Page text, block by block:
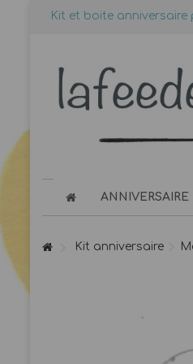
Kit et boite
ANNIVERSAIRE
Kit anniversaire